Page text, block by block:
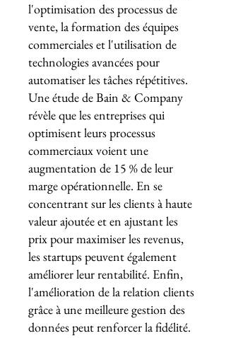
l'optimisation des processus de
vente, la formation des équipes
commerciales et l'utilisation de
technologies avancées pour
automatiser les tâches répétitives.
Une étude de Bain & Company
révèle que les entreprises qui
optimisent leurs processus
commerciaux voient une
augmentation de 15 % de leur
marge opérationnelle. En se
concentrant sur les clients à haute
valeur ajoutée et en ajustant les
prix pour maximiser les revenus,
les startups peuvent également
améliorer leur rentabilité. Enfin,
l'amélioration de la relation clients
grâce à une meilleure gestion des
données peut renforcer la fidélité.